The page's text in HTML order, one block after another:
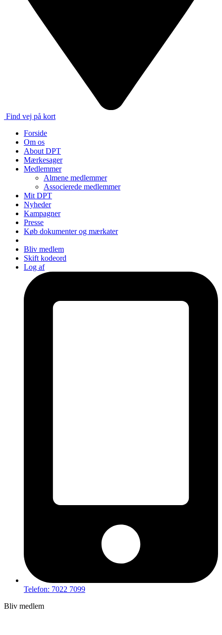
Find vej på kort
Forside
Om os
About DPT
Mærkesager
Medlemmer
Almene medlemmer
Associerede medlemmer
Mit DPT
Nyheder
Kampagner
Presse
Køb dokumenter og mærkater
Bliv medlem
Skift kodeord
Log af
Telefon: 7022 7099
Bliv medlem